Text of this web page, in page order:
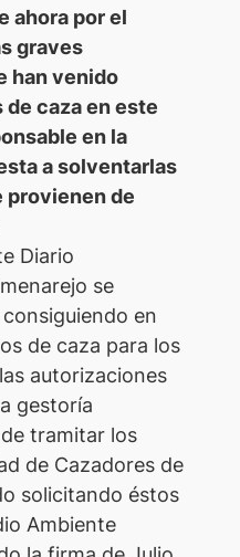
ahora por el
graves
han venido
caza en este
en la
a solventarlas
provienen de
Diario
se
en
de caza para los
autorizaciones
gestoría
tramitar los
de Cazadores de
solicitando éstos
Ambiente